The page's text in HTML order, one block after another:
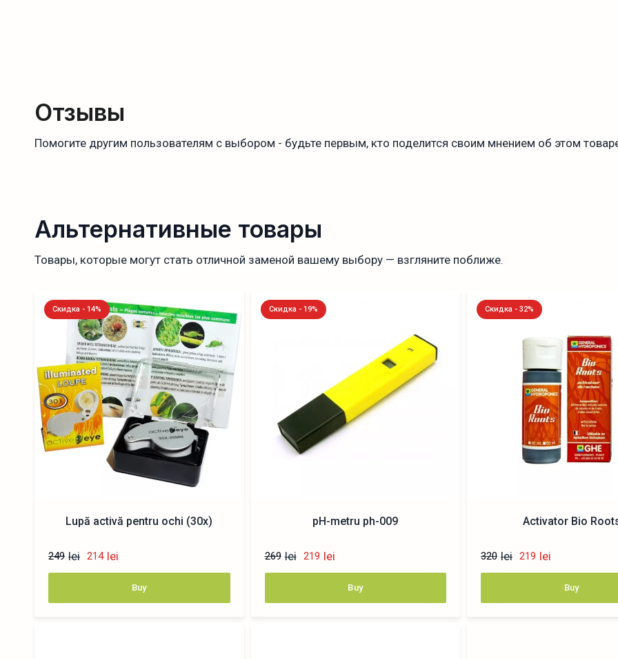
Отзывы
Помогите другим пользователям с выбором - будьте первым, кто поделится своим мнением об этом
Альтернативные товары
Товары, которые могут стать отличной заменой вашему выбору — взгляните поближе.
Скидка - 14%
Lupă activă pentru ochi (30x)
249 lei 214 lei
Buy
Скидка - 19%
pH-metru ph-009
269 lei 219 lei
Buy
Скидка - 32%
Activator Bio
320 lei 219 lei
Buy